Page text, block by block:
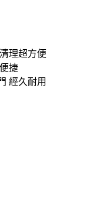
理超方便
捷
經久耐用